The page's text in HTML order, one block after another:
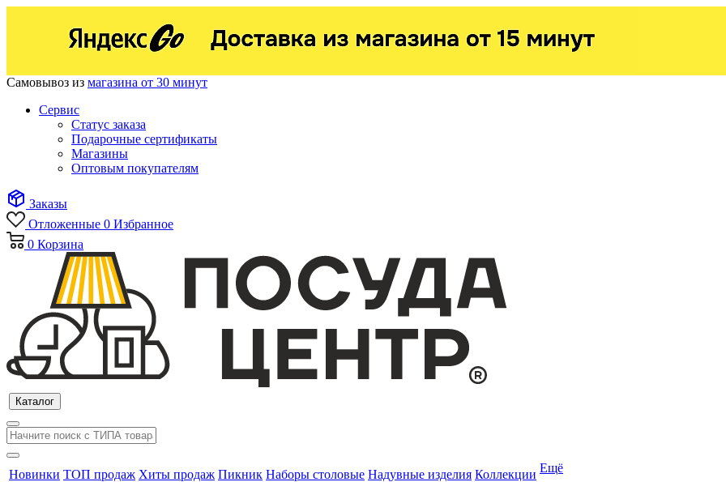
Самовывоз из магазина от 30 минут
Сервис
Статус заказа
Подарочные сертификаты
Магазины
Оптовым покупателям
Заказы
Отложенные 0 Избранное
0 Корзина
Каталог
Новинки ТОП продаж Хиты продаж Пикник Наборы столовые Надувные изделия Коллекции Ещё